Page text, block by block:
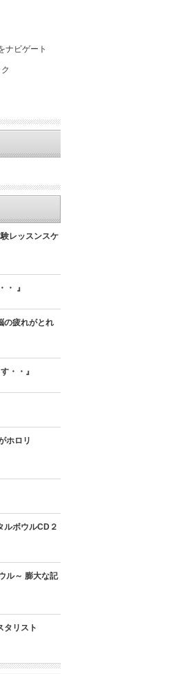
ナビゲート
レッスンスケ
・ 』
の疲れがとれ
・・』
ホロリ
ルボウルCD２
ル～ 膨大な記
タリスト